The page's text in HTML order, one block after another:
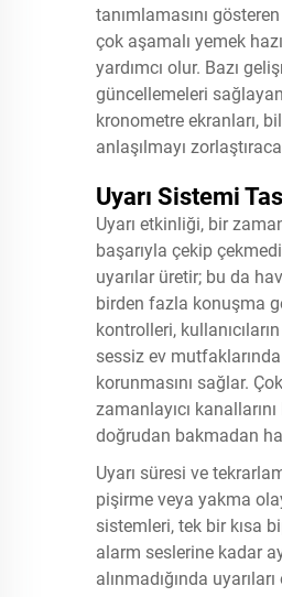
tanımlamasını
çok aşamalı yemek
yardımcı olur. Bazı
güncellemeleri
kronometre ekranları,
anlaşılmayı
Uyarı Sistemi
Uyarı etkinliği, bir
başarıyla çekip
uyarılar üretir; bu da
birden fazla konuşma
kontrolleri,
sessiz ev
korunmasını sağlar.
zamanlayıcı
doğrudan bakmadan
Uyarı süresi ve
pişirme veya yakma
sistemleri, tek bir kısa
alarm seslerine kadar
alınmadığında